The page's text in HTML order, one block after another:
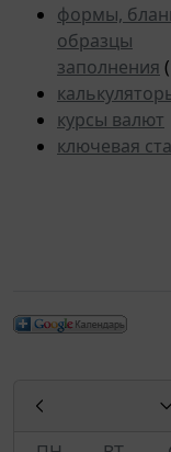
формы,
образцы
заполнения (
курсы валют
ключевая